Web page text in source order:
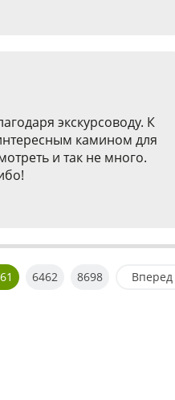
экскурсоводу. К
камином для
и так не много.
6462 8698 Вперед